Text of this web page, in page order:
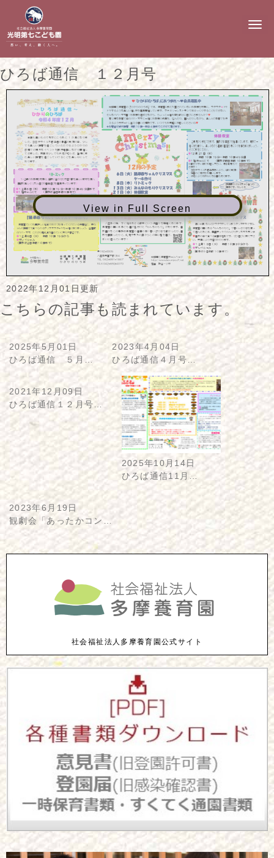
N
g
a
i
o
n
ひろば通信 １２月号
View in Full Screen
2022年12月01日更新
こちらの記事も読まれています。
2025年5月01日
ひろば通信 ５月…
2023年4月04日
ひろば通信４月号…
2021年12月09日
ひろば通信１２月号…
2025年10月14日
ひろば通信11月…
2023年6月19日
観劇会「あったかコン…
社会福祉法人多摩養育園公式サイト